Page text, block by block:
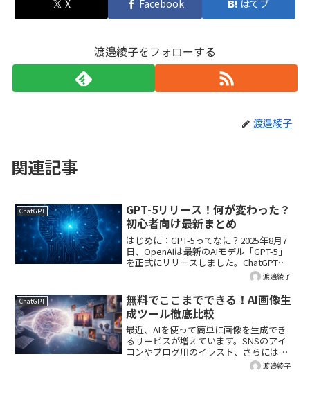
X Facebook はてブ
渡邉綾子をフォローする
渡邉綾子
関連記事
ChatGPT
GPT-5リリース！何が変わった？
初心者向け最新まとめ
はじめに：GPT-5ってなに？2025年8月7
日、OpenAIは最新のAIモデル「GPT-5」
を正式にリリースしました。ChatGPTの
中でも最も高度な性能を持つフラッグシ
ップモデルとして提供され、なんとすべ
てのユーザーが使えるようになって...
渡邉綾子
ChatGPT
無料でここまでできる！AI画像生
成ツール徹底比較
最近、AIを使って簡単に画像を生成でき
るサービスが増えています。SNSのアイ
コンやブログ用のイラスト、さらには商
用デザインまで、アイデア次第でさまざ
まな用途に使えるのが魅力です。しか
渡邉綾子